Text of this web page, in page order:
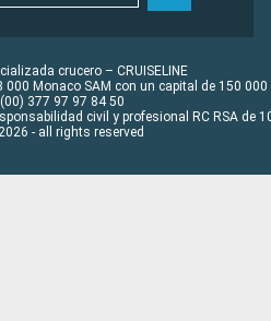
crucero – CRUISELINE
Monaco SAM con un capital de 150 000
377 97 97 84 50
civil y profesional RC RSA de
- all rights reserved